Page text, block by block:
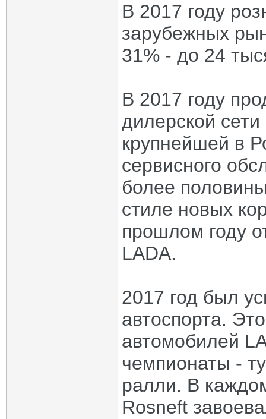
В 2017 году
зарубежных
31% - до 24
В 2017 году
дилерской
крупнейшей в
сервисного
более
стиле новых
прошлом году
LADA.
2017 год был
автоспорта.
автомобилей
чемпионаты -
ралли. В
Rosneft